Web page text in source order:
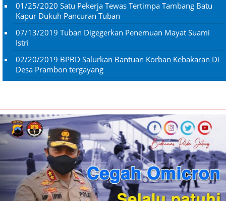
01/25/2020 Satu Pekerja Tewas Tertimpa Tambang Batu
Kapur Dukuh Pancuran Tuban
07/13/2019 Tuban Digegerkan Penemuan Mayat Suami
Istri
02/20/2019 BPBD Salurkan Bantuan Korban Kebakaran Di
Desa Prambon tergayang